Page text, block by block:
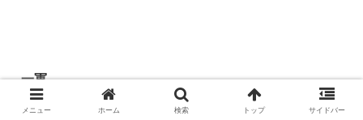
一軍
メニュー ホーム 検索 トップ サイドバー